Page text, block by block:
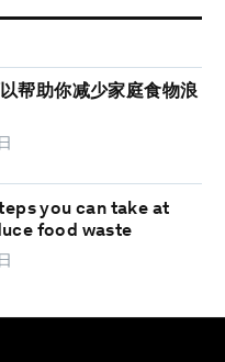
帮助你减少家庭食物浪
you can take at
food waste